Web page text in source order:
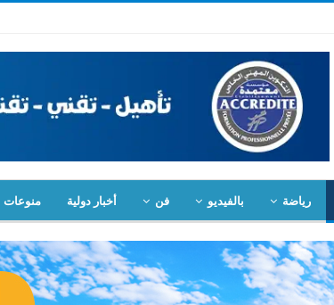
رياضة بالفيديو فن أخبار دولية منوعات